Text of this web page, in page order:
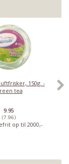
150g. -
tea
9.95
(7.96)
op til 2000,-